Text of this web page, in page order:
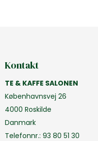
Kontakt
TE & KAFFE SALONEN
Københavnsvej 26
4000 Roskilde
Danmark
Telefonnr.: 93 80 51 30